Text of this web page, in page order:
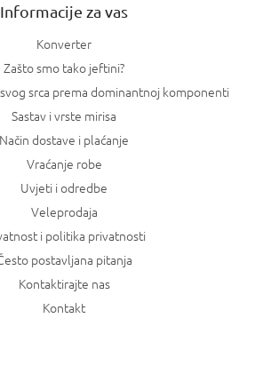
Informacije za vas
Konverter
Zašto smo tako jeftini?
srca prema dominantnoj komponenti
Sastav i vrste mirisa
Način dostave i plaćanje
Vraćanje robe
Uvjeti i odredbe
Veleprodaja
i politika privatnosti
postavljana pitanja
Kontaktirajte nas
Kontakt